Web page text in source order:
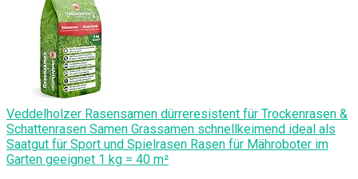
Veddelholzer Rasensamen dürreresistent für Trockenrasen &
Schattenrasen Samen Grassamen schnellkeimend ideal als
Saatgut für Sport und Spielrasen Rasen für Mähroboter im
Garten geeignet 1 kg = 40 m²